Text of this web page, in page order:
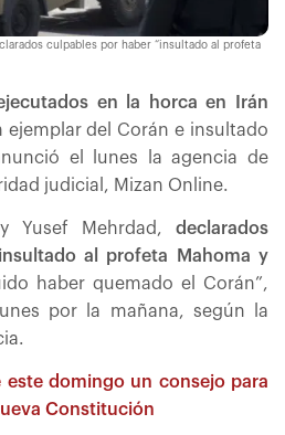
culpables por haber “insultado al profeta
en la horca en Irán
del Corán e insultado
el lunes la agencia de
judicial, Mizan Online.
Yusef Mehrdad, declarados
al profeta Mahoma y
haber quemado el Corán”,
por la mañana, según la
este domingo un consejo para
Constitución